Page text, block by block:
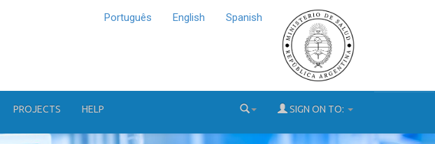
Português English Spanish
PROJECTS HELP SIGN ON TO: